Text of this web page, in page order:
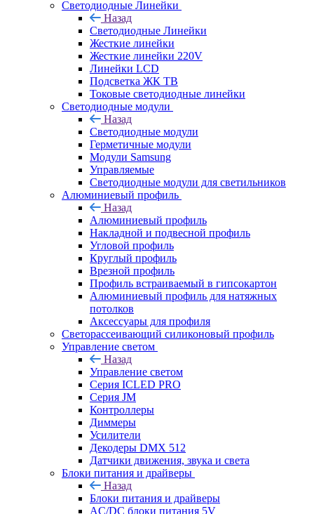
Светодиодные Линейки
Назад
Светодиодные Линейки
Жесткие линейки
Жесткие линейки 220V
Линейки LCD
Подсветка ЖК ТВ
Токовые светодиодные линейки
Светодиодные модули
Назад
Светодиодные модули
Герметичные модули
Модули Samsung
Управляемые
Светодиодные модули для светильников
Алюминиевый профиль
Назад
Алюминиевый профиль
Накладной и подвесной профиль
Угловой профиль
Круглый профиль
Врезной профиль
Профиль встраиваемый в гипсокартон
Алюминиевый профиль для натяжных
потолков
Аксессуары для профиля
Светорассеивающий силиконовый профиль
Управление светом
Назад
Управление светом
Серия ICLED PRO
Серия JM
Контроллеры
Диммеры
Усилители
Декодеры DMX 512
Датчики движения, звука и света
Блоки питания и драйверы
Назад
Блоки питания и драйверы
AC/DC блоки питания 5V